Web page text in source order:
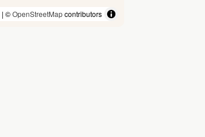
| ©OpenStreetMapcontributors